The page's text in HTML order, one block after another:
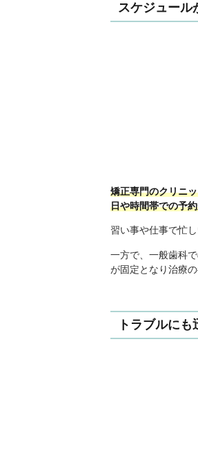
スケジュール
矯正専門のクリニ
日や時間帯での予
習い事や仕事で忙
一方で、一般歯科
が固定となり治療
トラブルに